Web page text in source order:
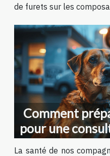
de furets sur les
Comment
pour une
La santé de nos